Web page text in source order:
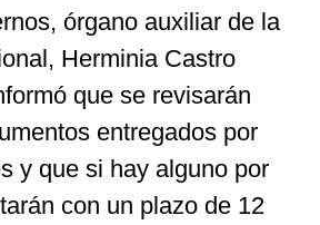
órgano auxiliar de la
Herminia Castro
que se revisarán
entregados por
y que si hay alguno por
con un plazo de 12